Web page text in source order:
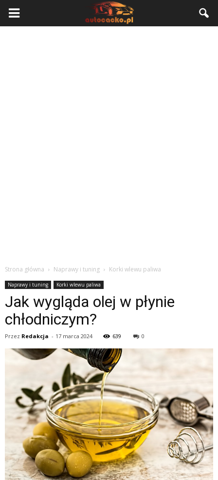
Strona główna Naprawy i tuning Korki wlewu paliwa
Naprawy i tuning Korki wlewu paliwa
Jak wygląda olej w płynie
chłodniczym?
Przez Redakcja - 17 marca 2024 639 0